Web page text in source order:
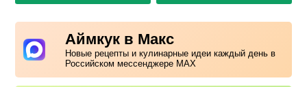
Аймкук в Макс
Новые рецепты и кулинарные идеи каждый день в
Российском мессенджере MAX